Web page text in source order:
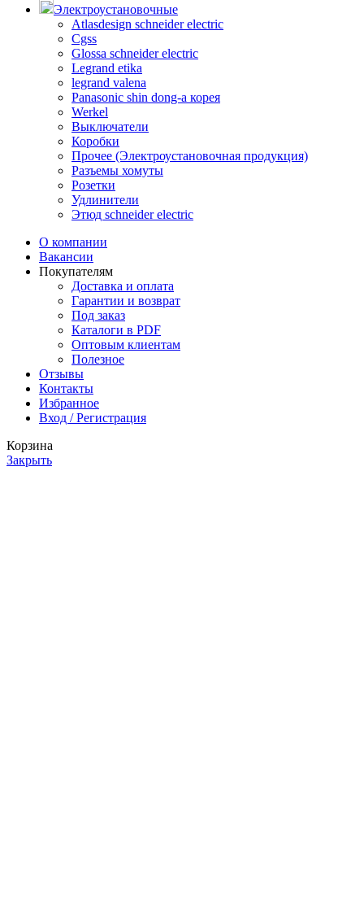
Электроустановочные
Atlasdesign schneider electric
Cgss
Glossa schneider electric
Legrand etika
legrand valena
Panasonic shin dong-a корея
Werkel
Выключатели
Коробки
Прочее (Электроустановочная продукция)
Разъемы хомуты
Розетки
Удлинители
Этюд schneider electric
О компании
Вакансии
Покупателям
Доставка и оплата
Гарантии и возврат
Под заказ
Каталоги в PDF
Оптовым клиентам
Полезное
Отзывы
Контакты
Избранное
Вход / Регистрация
Корзина
Закрыть